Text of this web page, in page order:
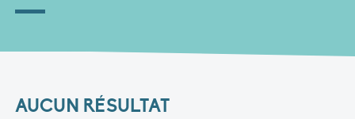
AUCUN RÉSULTAT